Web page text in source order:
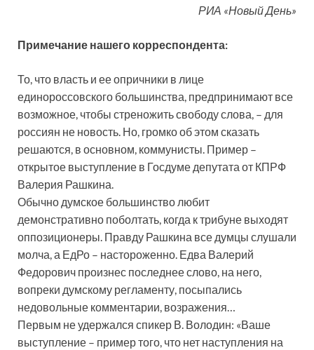
РИА «Новый День»
Примечание нашего корреспондента:
То, что власть и ее опричники в лице
единороссовского большинства, предпринимают все
возможное, чтобы стреножить свободу слова, – для
россиян не новость. Но, громко об этом сказать
решаются, в основном, коммунисты. Пример –
открытое выступление в Госдуме депутата от КПРФ
Валерия Рашкина.
Обычно думское большинство любит
демонстративно поболтать, когда к трибуне выходят
оппозиционеры. Правду Рашкина все думцы слушали
молча, а ЕдРо – настороженно. Едва Валерий
Федорович произнес последнее слово, на него,
вопреки думскому регламенту, посыпались
недовольные комментарии, возражения…
Первым не удержался спикер В. Володин: «Ваше
выступление – пример того, что нет наступления на